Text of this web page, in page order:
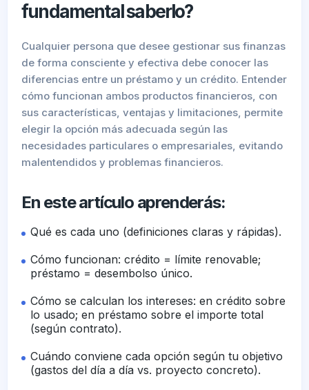
fundamental saberlo?
Cualquier persona que desee gestionar sus finanzas
de forma consciente y efectiva debe conocer las
diferencias entre un préstamo y un crédito. Entender
cómo funcionan ambos productos financieros, con
sus características, ventajas y limitaciones, permite
elegir la opción más adecuada según las
necesidades particulares o empresariales, evitando
malentendidos y problemas financieros.
En este artículo aprenderás:
Qué es cada uno (definiciones claras y rápidas).
Cómo funcionan: crédito = límite renovable;
préstamo = desembolso único.
Cómo se calculan los intereses: en crédito sobre
lo usado; en préstamo sobre el importe total
(según contrato).
Cuándo conviene cada opción según tu objetivo
(gastos del día a día vs. proyecto concreto).